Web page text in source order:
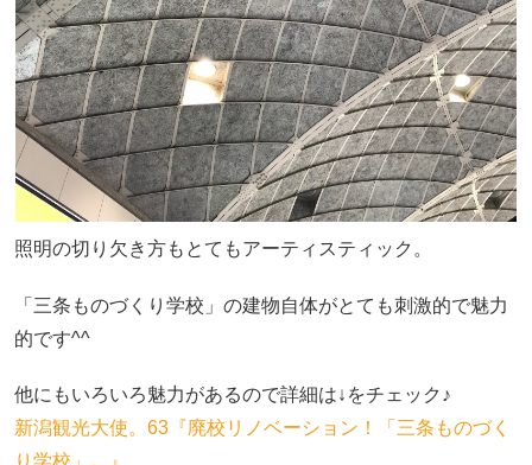
照明の切り欠き方もとてもアーティスティック。
「三条ものづくり学校」の建物自体がとても刺激的で魅力
的です^^
他にもいろいろ魅力があるので詳細は↓をチェック♪
新潟観光大使。63『廃校リノベーション！「三条ものづく